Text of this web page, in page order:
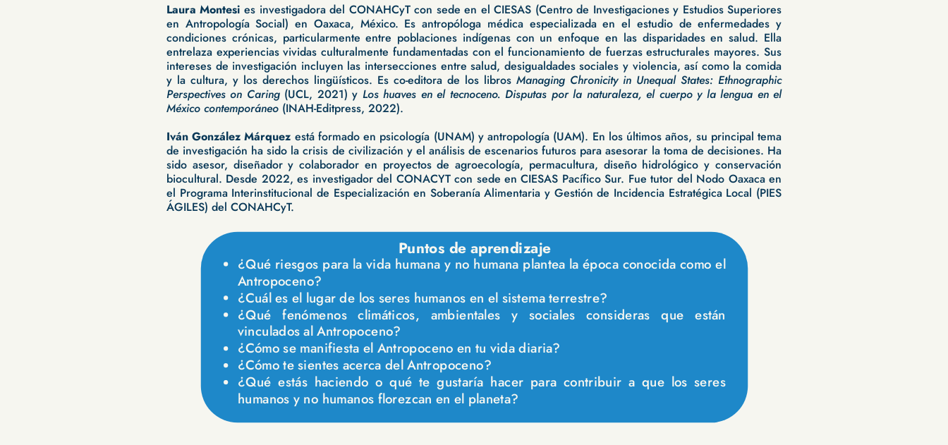
Laura Montesi es investigadora del CONAHCyT con sede en el CIESAS (Centro de Investigaciones y Estudios Superiores
en Antropología Social) en Oaxaca, México. Es antropóloga médica especializada en el estudio de enfermedades y
condiciones crónicas, particularmente entre poblaciones indígenas con un enfoque en las disparidades en salud. Ella
entrelaza experiencias vividas culturalmente fundamentadas con el funcionamiento de fuerzas estructurales mayores. Sus
intereses de investigación incluyen las intersecciones entre salud, desigualdades sociales y violencia, así como la comida
y la cultura, y los derechos lingüísticos. Es co-editora de los libros Managing Chronicity in Unequal States: Ethnographic
Perspectives on Caring(UCL, 2021) y Los huaves en el tecnoceno. Disputas por la naturaleza, el cuerpo y la lengua en el
México contemporáneo(INAH-Editpress, 2022).
Iván González Márquez está formado en psicología (UNAM) y antropología (UAM). En los últimos años, su principal tema
de investigación ha sido la crisis de civilización y el análisis de escenarios futuros para asesorar la toma de decisiones. Ha
sido asesor, diseñador y colaborador en proyectos de agroecología, permacultura, diseño hidrológico y conservación
biocultural. Desde 2022, es investigador del CONACYT con sede en CIESAS Pacífico Sur. Fue tutor del Nodo Oaxaca en
el Programa Interinstitucional de Especialización en Soberanía Alimentaria y Gestión de Incidencia Estratégica Local (PIES
ÁGILES) del CONAHCyT.
Puntos de aprendizaje
¿Qué riesgos para la vida humana y no humana plantea la época conocida como el
Antropoceno?
¿Cuál es el lugar de los seres humanos en el sistema terrestre?
¿Qué fenómenos climáticos, ambientales y sociales consideras que están
vinculados al Antropoceno?
¿Cómo se manifiesta el Antropoceno en tu vida diaria?
¿Cómo te sientes acerca del Antropoceno?
¿Qué estás haciendo o qué te gustaría hacer para contribuir a que los seres
humanos y no humanos florezcan en el planeta?